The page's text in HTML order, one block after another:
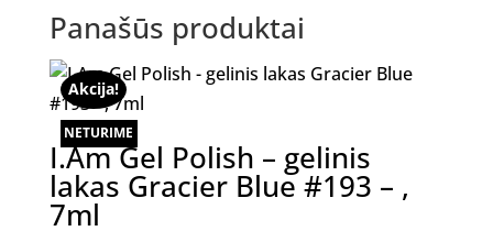
Panašūs produktai
Akcija!
NETURIME
I.Am Gel Polish – gelinis
lakas Gracier Blue #193 – ,
7ml